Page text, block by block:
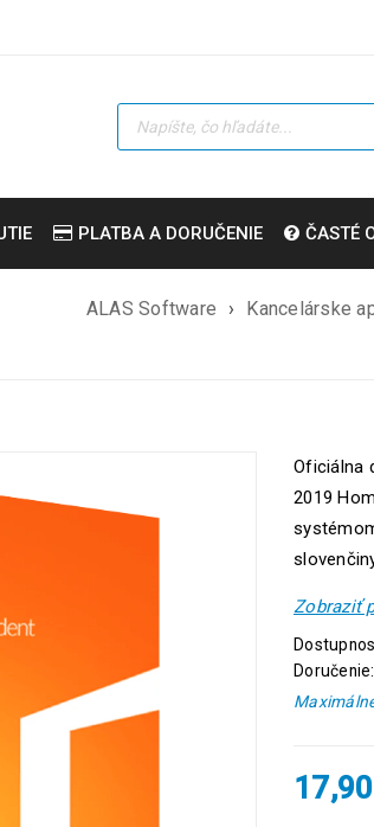
PLATBA A DORUČENIE ČASTÉ
ALAS Software › Kancelárske
Oficiálna
2019
Zobraziť
Doručenie:
17,90